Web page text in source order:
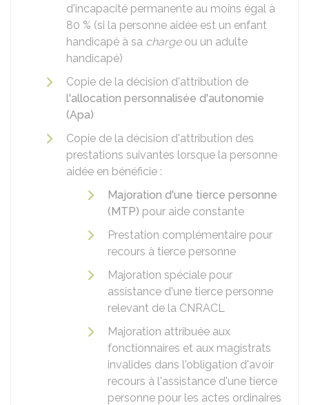
d'incapacité permanente au moins égal à
80 % (si la personne aidée est un enfant
handicapé à sa chargeou un adulte
handicapé)
Copie de la décision d'attribution de
l'allocation personnalisée d'autonomie
(Apa)
Copie de la décision d'attribution des
prestations suivantes lorsque la personne
aidée en bénéficie :
Majoration d'une tierce personne
(MTP) pour aide constante
Prestation complémentaire pour
recours à tierce personne
Majoration spéciale pour
assistance d'une tierce personne
relevant de la CNRACL
Majoration attribuée aux
fonctionnaires et aux magistrats
invalides dans l'obligation d'avoir
recours à l'assistance d'une tierce
personne pour les actes ordinaires